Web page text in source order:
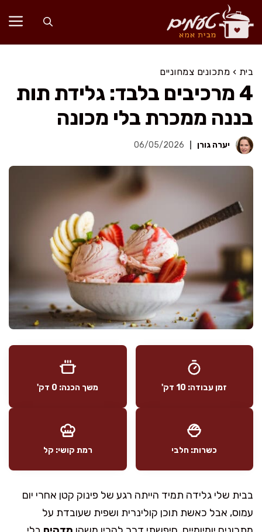
לדלג
לתוכן
בית › מתכונים צמחוניים
4 מרכיבים בלבד: גלידת תות
בננה ממכרת בלי מכונה
יערה גורן 06/05/2026
זמן עבודה: 10 דק' משך הכנה: 0 דק'
כשרות: חלבי רמת קושי: קל
בבית שלי גלידה תמיד הייתה רגע של פינוק קטן אחרי יום
עמוס, אבל כאשת תוכן קולינרית ושפית שעובדת על